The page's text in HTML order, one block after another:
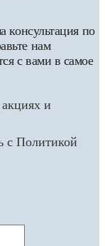
консультация по
нам
с вами в самое
и
с Политикой